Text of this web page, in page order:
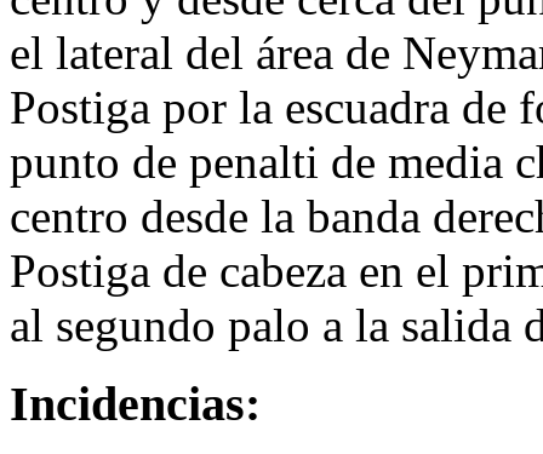
el lateral del área de
Postiga por la escuadra de
punto de penalti de media
centro desde la banda
Postiga de cabeza en el
al segundo palo a la salida
Incidencias: